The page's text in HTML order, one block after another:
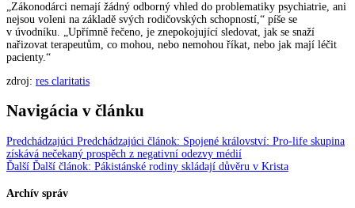
„Zákonodárci nemají žádný odborný vhled do problematiky psychiatrie, ani
nejsou voleni na základě svých rodičovských schopností,“ píše se
v úvodníku. „Upřímně řečeno, je znepokojující sledovat, jak se snaží
nařizovat terapeutům, co mohou, nebo nemohou říkat, nebo jak mají léčit
pacienty.“
zdroj: res claritatis
Navigácia v článku
Predchádzajúci Predchádzajúci článok: Spojené království: Pro-life skupina
získává nečekaný prospěch z negativní odezvy médií
Ďalší Ďalší článok: Pákistánské rodiny skládají důvěru v Krista
Archív správ